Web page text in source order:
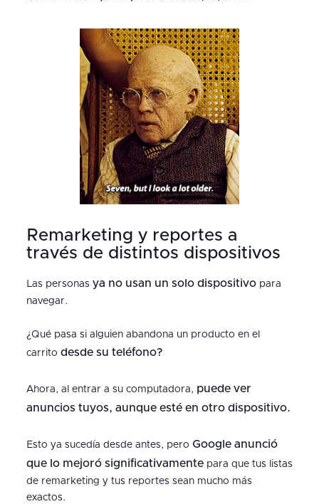
Remarketing y reportes a
través de distintos dispositivos
Las personas ya no usan un solo dispositivopara
navegar.
¿Qué pasa si alguien abandona un producto en el
carrito desde su teléfono?
Ahora, al entrar a su computadora, puede ver
anuncios tuyos, aunque esté en otro dispositivo.
Esto ya sucedía desde antes, pero Google anunció
que lo mejoró significativamentepara que tus listas
de remarketing y tus reportes sean mucho más
exactos.